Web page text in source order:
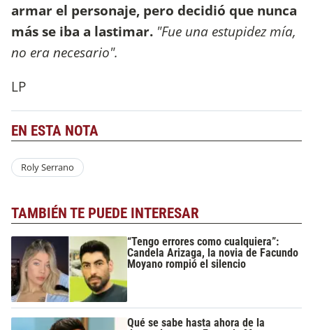
armar el personaje, pero decidió que nunca
más se iba a lastimar. "Fue una estupidez mía,
no era necesario".
LP
EN ESTA NOTA
Roly Serrano
TAMBIÉN TE PUEDE INTERESAR
“Tengo errores como cualquiera”:
Candela Arizaga, la novia de Facundo
Moyano rompió el silencio
Qué se sabe hasta ahora de la